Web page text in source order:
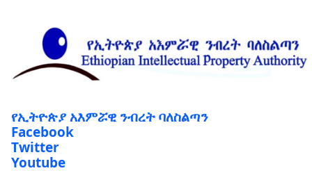
የኢትዮጵያ አእምሯዊ ንብረት ባለስልጣን
Facebook
Twitter
Youtube